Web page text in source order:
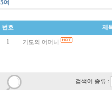
5여
번호 제
1 기도의 어머니
검색어 종류 :